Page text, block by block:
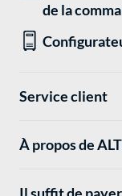
de la
Service client
À propos de